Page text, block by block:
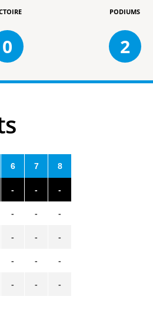
0
PODIUMS
2
6
-
-
-
-
-
7
-
-
-
-
-
8
-
-
-
-
-